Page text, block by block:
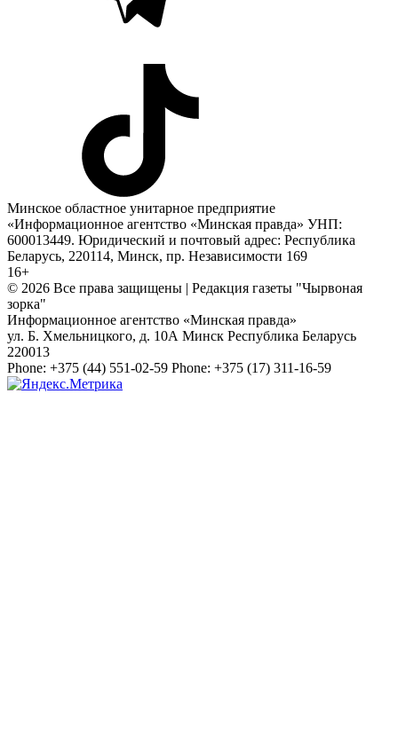
Минское областное унитарное предприятие
«Информационное агентство «Минская правда» УНП:
600013449. Юридический и почтовый адрес: Республика
Беларусь, 220114, Минск, пр. Независимости 169
16+
© 2026 Все права защищены | Редакция газеты "Чырвоная
зорка"
Информационное агентство «Минская правда»
ул. Б. Хмельницкого, д. 10А Минск Республика Беларусь
220013
Phone: +375 (44) 551-02-59 Phone: +375 (17) 311-16-59